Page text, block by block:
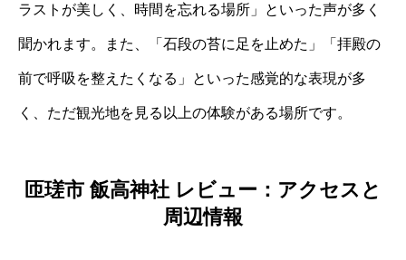
ラストが美しく、時間を忘れる場所」といった声が多く
聞かれます。また、「石段の苔に足を止めた」「拝殿の
前で呼吸を整えたくなる」といった感覚的な表現が多
く、ただ観光地を見る以上の体験がある場所です。
匝瑳市 飯高神社 レビュー：アクセスと
周辺情報